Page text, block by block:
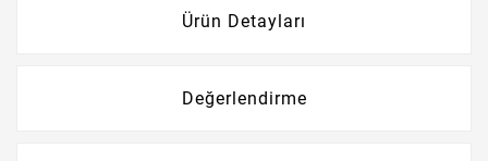
Ürün Detayları
Değerlendirme